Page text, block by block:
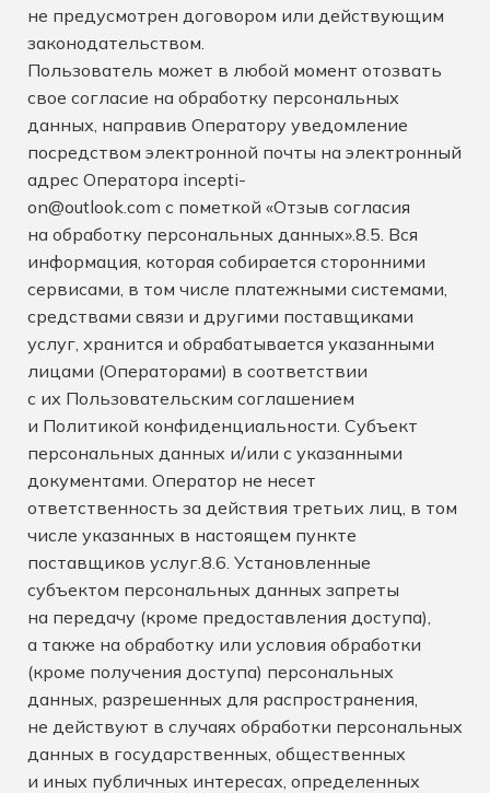
не предусмотрен договором или действующим
законодательством.
Пользователь может в любой момент отозвать
свое согласие на обработку персональных
данных, направив Оператору уведомление
посредством электронной почты на электронный
адрес Оператора incepti-
on@outlook.com с пометкой «Отзыв согласия
на обработку персональных данных».8.5. Вся
информация, которая собирается сторонними
сервисами, в том числе платежными системами,
средствами связи и другими поставщиками
услуг, хранится и обрабатывается указанными
лицами (Операторами) в соответствии
с их Пользовательским соглашением
и Политикой конфиденциальности. Субъект
персональных данных и/или с указанными
документами. Оператор не несет
ответственность за действия третьих лиц, в том
числе указанных в настоящем пункте
поставщиков услуг.8.6. Установленные
субъектом персональных данных запреты
на передачу (кроме предоставления доступа),
а также на обработку или условия обработки
(кроме получения доступа) персональных
данных, разрешенных для распространения,
не действуют в случаях обработки персональных
данных в государственных, общественных
и иных публичных интересах, определенных